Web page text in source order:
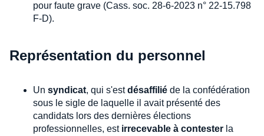
pour faute grave (Cass. soc. 28-6-2023 n° 22-15.798
F-D).
Représentation du personnel
Un syndicat, qui s'estdésaffilié de la confédération
sous le sigle de laquelle il avait présenté des
candidats lors des dernières élections
professionnelles, est irrecevable à contester la